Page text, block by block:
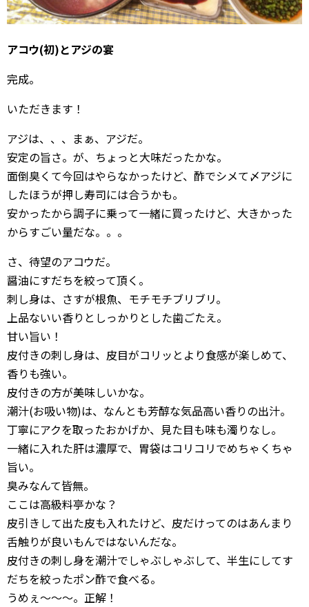
アコウ(初)とアジの宴
完成。
いただきます！
アジは、、、まぁ、アジだ。
安定の旨さ。が、ちょっと大味だったかな。
面倒臭くて今回はやらなかったけど、酢でシメて〆アジに
したほうが押し寿司には合うかも。
安かったから調子に乗って一緒に買ったけど、大きかった
からすごい量だな。。。
さ、待望のアコウだ。
醤油にすだちを絞って頂く。
刺し身は、さすが根魚、モチモチブリブリ。
上品ないい香りとしっかりとした歯ごたえ。
甘い旨い！
皮付きの刺し身は、皮目がコリッとより食感が楽しめて、
香りも強い。
皮付きの方が美味しいかな。
潮汁(お吸い物)は、なんとも芳醇な気品高い香りの出汁。
丁寧にアクを取ったおかげか、見た目も味も濁りなし。
一緒に入れた肝は濃厚で、胃袋はコリコリでめちゃくちゃ
旨い。
臭みなんて皆無。
ここは高級料亭かな？
皮引きして出た皮も入れたけど、皮だけってのはあんまり
舌触りが良いもんではないんだな。
皮付きの刺し身を潮汁でしゃぶしゃぶして、半生にしてす
だちを絞ったポン酢で食べる。
うめぇ〜〜〜。正解！